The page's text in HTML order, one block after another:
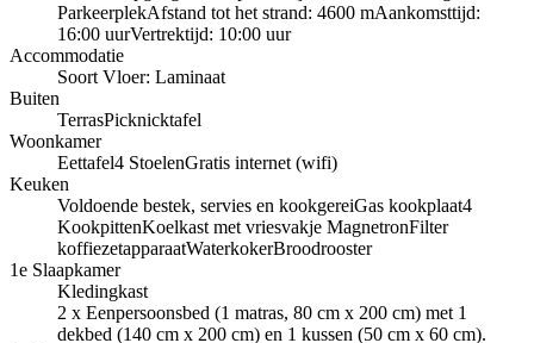
ParkeerplekAfstand tot het strand: 4600 mAankomsttijd:
16:00 uurVertrektijd: 10:00 uur
Accommodatie
Soort Vloer: Laminaat
Buiten
TerrasPicknicktafel
Woonkamer
Eettafel4 StoelenGratis internet (wifi)
Keuken
Voldoende bestek, servies en kookgereiGas kookplaat4
KookpittenKoelkast met vriesvakje MagnetronFilter
koffiezetapparaatWaterkokerBroodrooster
1e Slaapkamer
Kledingkast
2 x Eenpersoonsbed (1 matras, 80 cm x 200 cm) met 1
dekbed (140 cm x 200 cm) en 1 kussen (50 cm x 60 cm).